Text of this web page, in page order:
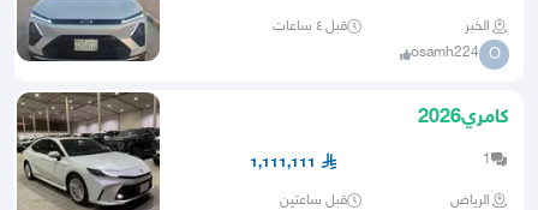
الخبر قبل ٤ ساعات
O
osamh224
كامري2026
1
1,111,111
الرياض قبل ساعتين